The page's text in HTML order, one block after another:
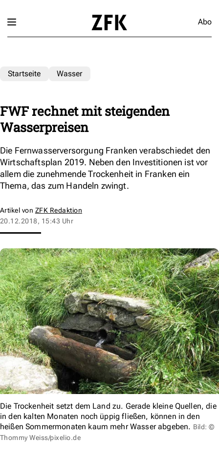
Abo
Startseite Wasser
FWF rechnet mit steigenden
Wasserpreisen
Die Fernwasserversorgung Franken verabschiedet den
Wirtschaftsplan 2019. Neben den Investitionen ist vor
allem die zunehmende Trockenheit in Franken ein
Thema, das zum Handeln zwingt.
Artikel von ZFK Redaktion
20.12.2018, 15:43 Uhr
Die Trockenheit setzt dem Land zu. Gerade kleine Quellen, die
in den kalten Monaten noch üppig fließen, können in den
heißen Sommermonaten kaum mehr Wasser abgeben. Bild: ©
Thommy Weiss/pixelio.de